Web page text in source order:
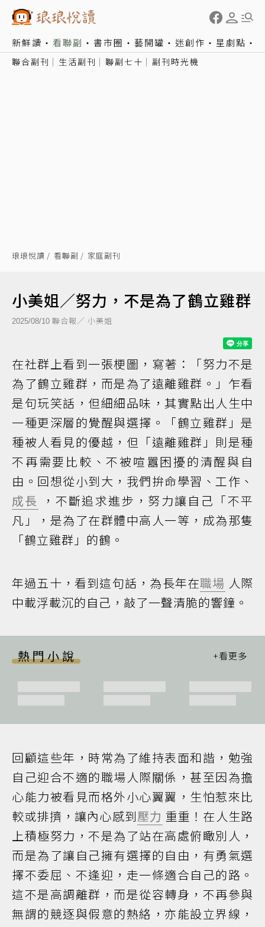
新鮮讀 看聯副 書市圈 藝開罐 迷創作 星劇點
聯合副刊 生活副刊 聯副七十 副刊時光機
琅琅悅讀 看聯副 家庭副刊
小美姐／努力，不是為了鶴立雞群
2025/08/10 聯合報／ 小美姐
在社群上看到一張梗圖，寫著：「努力不是
為了鶴立雞群，而是為了遠離雞群。」乍看
是句玩笑話，但細細品味，其實點出人生中
一種更深層的覺醒與選擇。「鶴立雞群」是
種被人看見的優越，但「遠離雞群」則是種
不再需要比較、不被喧囂困擾的清醒與自
由。回想從小到大，我們拚命學習、工作、
成長
，不斷追求進步，努力讓自己「不平
凡」，是為了在群體中高人一等，成為那隻
「鶴立雞群」的鶴。
年過五十，看到這句話，為長年在職場 人際
中載浮載沉的自己，敲了一聲清脆的響鐘。
熱門小說
回顧這些年，時常為了維持表面和諧，勉強
自己迎合不適的職場人際關係，甚至因為擔
心能力被看見而格外小心翼翼，生怕惹來比
較或排擠，讓內心感到壓力 重重！在人生路
上積極努力，不是為了站在高處俯瞰別人，
而是為了讓自己擁有選擇的自由，有勇氣選
擇不委屈、不逢迎，走一條適合自己的路。
這不是高調離群，而是從容轉身，不再參與
無謂的競逐與假意的熱絡，亦能設立界線，